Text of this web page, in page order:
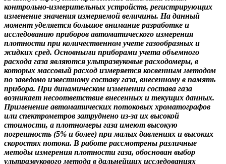
контрольно-измерительных устройств, регистрирующих
изменение значения измеряемой величины. На данный
момент уделяется большое внимание разработке и
исследованию приборов автоматического измерения
плотности при количественном учете газообразных и
жидких сред. Основными приборами учета объемного
расхода газа являются ультразвуковые расходомеры, в
которых массовый расход измеряется косвенным методом
по заведомо известному составу газа, внесенному в память
прибора. При динамическом изменении состава газа
возникает несоответствие внесенных и текущих данных.
Применение автоматических потоковых хроматографов
или спектрометров затруднено из-за их высокой
стоимости, а плотномеры газа имеют высокую
погрешность (5% и более) при малых давлениях и высоких
скоростях потока. В работе рассмотрены различные
методы измерения плотности газа, обоснован выбор
ультразвукового метода в дальнейших исследованиях